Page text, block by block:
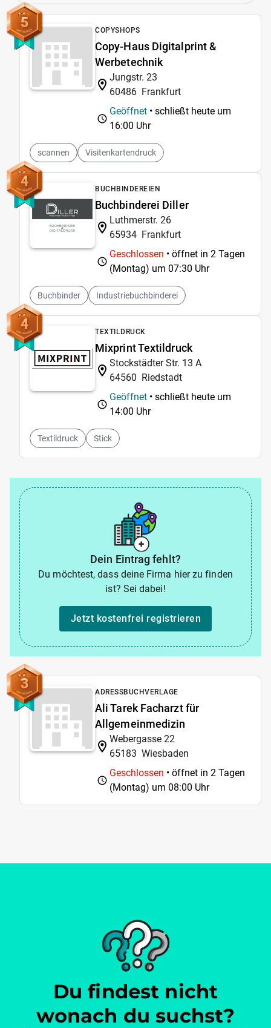
5 COPYSHOPS
Copy-Haus Digitalprint &
Werbetechnik
Jungstr. 23
60486 Frankfurt
Geöffnet • schließt heute um
16:00 Uhr
scannen Visitenkartendruck
4 BUCHBINDEREIEN
Buchbinderei Diller
Luthmerstr. 26
65934 Frankfurt
Geschlossen • öffnet in 2 Tagen
(Montag) um 07:30 Uhr
Buchbinder Industriebuchbinderei
4 TEXTILDRUCK
Mixprint Textildruck
Stockstädter Str. 13 A
64560 Riedstadt
Geöffnet • schließt heute um
14:00 Uhr
Textildruck Stick
Dein Eintrag fehlt?
Du möchtest, dass deine Firma hier zu finden
ist? Sei dabei!
Jetzt kostenfrei registrieren
3 ADRESSBUCHVERLAGE
Ali Tarek Facharzt für
Allgemeinmedizin
Webergasse 22
65183 Wiesbaden
Geschlossen • öffnet in 2 Tagen
(Montag) um 08:00 Uhr
Du findest nicht
wonach du suchst?